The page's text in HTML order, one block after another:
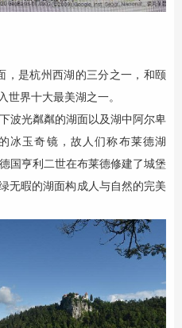
是杭州西湖的三分之一，和颐
世界十大最美湖之一。
波光粼粼的湖面以及湖中阿尔卑
冰玉奇镜，故人们称布莱德湖
国亨利二世在布莱德修建了城堡
无暇的湖面构成人与自然的完美